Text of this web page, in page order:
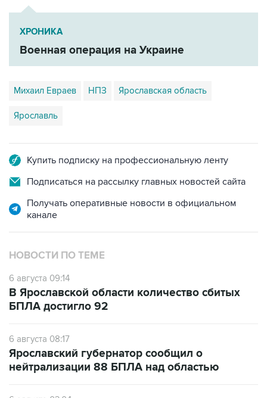
ХРОНИКА
Военная операция на Украине
Михаил Евраев НПЗ Ярославская область
Ярославль
Купить подписку на профессиональную ленту
Подписаться на рассылку главных новостей сайта
Получать оперативные новости в официальном
канале
НОВОСТИ ПО ТЕМЕ
6 августа 09:14
В Ярославской области количество сбитых
БПЛА достигло 92
6 августа 08:17
Ярославский губернатор сообщил о
нейтрализации 88 БПЛА над областью